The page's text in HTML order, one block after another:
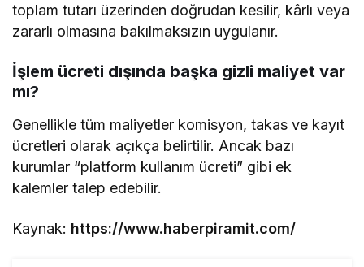
toplam tutarı üzerinden doğrudan kesilir, kârlı veya
zararlı olmasına bakılmaksızın uygulanır.
İşlem ücreti dışında başka gizli maliyet var
mı?
Genellikle tüm maliyetler komisyon, takas ve kayıt
ücretleri olarak açıkça belirtilir. Ancak bazı
kurumlar “platform kullanım ücreti” gibi ek
kalemler talep edebilir.
Kaynak: https://www.haberpiramit.com/